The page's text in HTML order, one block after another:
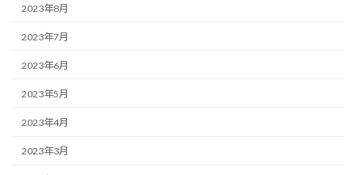
2023年8月
2023年7月
2023年6月
2023年5月
2023年4月
2023年3月